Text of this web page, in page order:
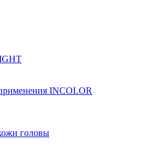
INCOLOR
головы